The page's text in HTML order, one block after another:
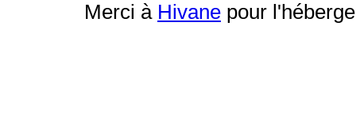
Merci à Hivane pour